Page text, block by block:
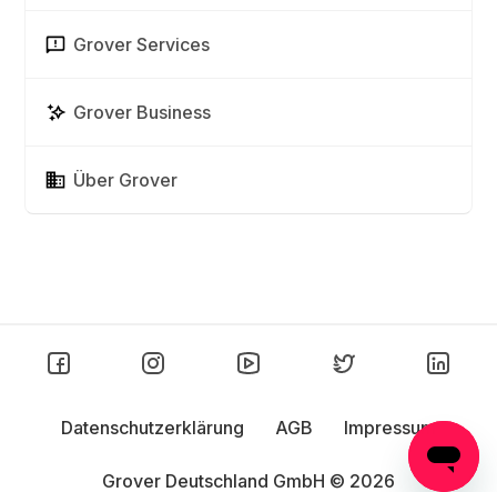
Grover Services
Grover Business
Über Grover
Grover Deutschland GmbH © 2026
Datenschutzerklärung AGB Impressum